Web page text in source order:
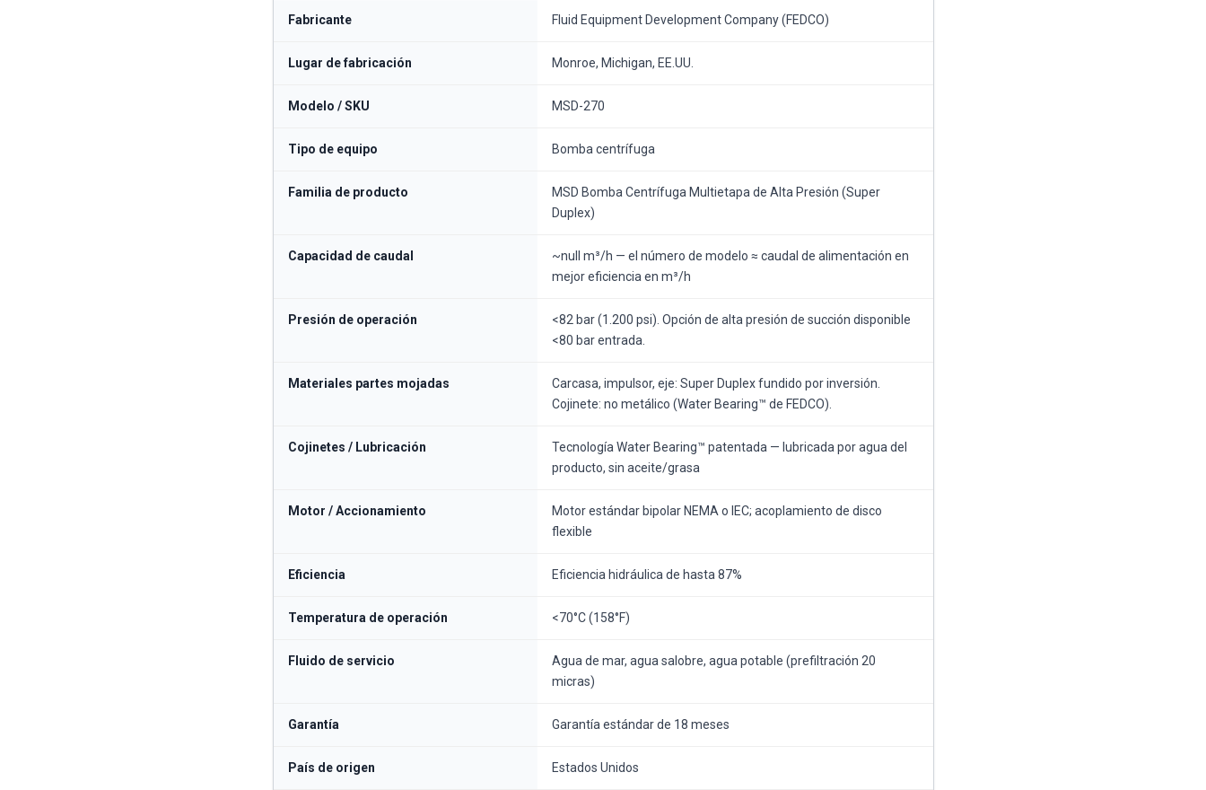
Fabricante Fluid Equipment Development Company (FEDCO)
Lugar de fabricación Monroe, Michigan, EE.UU.
Modelo / SKU MSD-270
Tipo de equipo Bomba centrífuga
Familia de producto
MSD Bomba Centrífuga Multietapa de Alta Presión (Super
Duplex)
Capacidad de caudal
~null m³/h — el número de modelo ≈ caudal de alimentación en
mejor eficiencia en m³/h
Presión de operación
<82 bar (1.200 psi). Opción de alta presión de succión disponible
<80 bar entrada.
Materiales partes mojadas
Carcasa, impulsor, eje: Super Duplex fundido por inversión.
Cojinete: no metálico (Water Bearing™ de FEDCO).
Cojinetes / Lubricación
Tecnología Water Bearing™ patentada — lubricada por agua del
producto, sin aceite/grasa
Motor / Accionamiento
Motor estándar bipolar NEMA o IEC; acoplamiento de disco
flexible
Eficiencia Eficiencia hidráulica de hasta 87%
Temperatura de operación <70°C (158°F)
Fluido de servicio
Agua de mar, agua salobre, agua potable (prefiltración 20
micras)
Garantía Garantía estándar de 18 meses
País de origen Estados Unidos